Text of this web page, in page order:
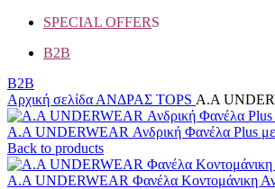
SPECIAL OFFERS
B2B
B2B
Αρχική σελίδα ΑΝΔΡΑΣ TOPS Α.A
Α.A UNDERWEAR Ανδρική Φανέλα Plus
Back to products
A.A UNDERWEAR Φανέλα Κοντομάνικη